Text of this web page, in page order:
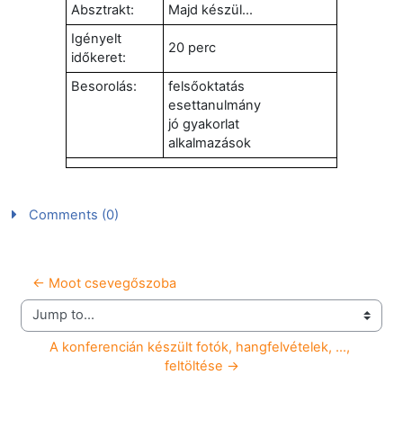
Absztrakt:
Majd készül...
Igényelt
időkeret:
20 perc
Besorolás:
felsőoktatás
esettanulmány
jó gyakorlat
alkalmazások
Comments (0)
← Moot csevegőszoba
Jump to...
A konferencián készült fotók, hangfelvételek, ...,
feltöltése →